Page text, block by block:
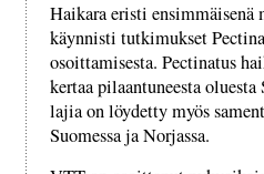
Haikara eristi ensimmäisenä
käynnisti tutkimukset
osoittamisesta. Pectinatus
kertaa pilaantuneesta
lajia on löydetty myös
Suomessa ja Norjassa.